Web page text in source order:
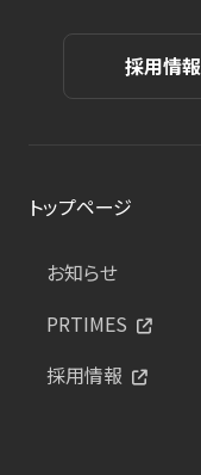
採用情報
トップページ
お知らせ
PRTIMES
採用情報